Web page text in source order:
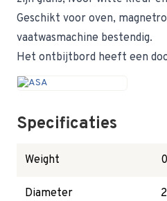
Geschikt voor oven,
vaatwasmachine bestendig.
Het ontbijtbord heeft een
Specificaties
Weight
Diameter